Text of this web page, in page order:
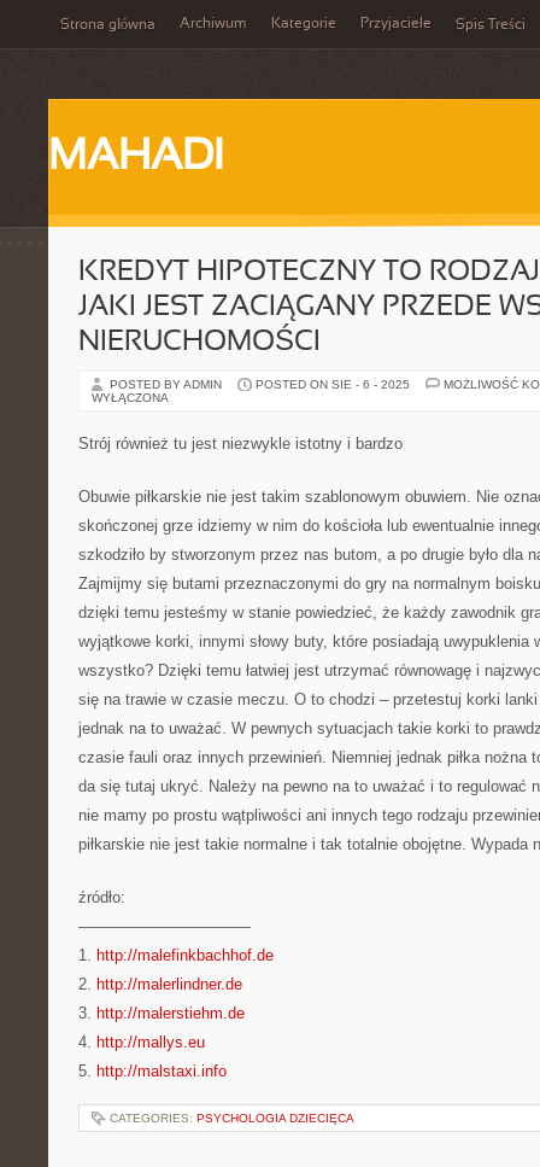
Strona główna Archiwum Kategorie Przyjaciele Spis Treści
MAHADI
KREDYT HIPOTECZNY TO
JAKI JEST ZACIĄGANY PRZEDE
NIERUCHOMOŚCI
POSTED BY ADMIN POSTED ON SIE - 6 - 2025
MOŻLIWOŚĆ
WYŁĄCZONA
Strój również tu jest niezwykle istotny i bardzo
Obuwie piłkarskie nie jest takim szablonowym obuwiem. Nie
skończonej grze idziemy w nim do kościoła lub ewentualnie
szkodziło by stworzonym przez nas butom, a po drugie było dla
Zajmijmy się butami przeznaczonymi do gry na normalnym
dzięki temu jesteśmy w stanie powiedzieć, że każdy zawodnik
wyjątkowe korki, innymi słowy buty, które posiadają uwypuklenia
wszystko? Dzięki temu łatwiej jest utrzymać równowagę i
się na trawie w czasie meczu. O to chodzi – przetestuj korki
jednak na to uważać. W pewnych sytuacjach takie korki to
czasie fauli oraz innych przewinień. Niemniej jednak piłka nożna
da się tutaj ukryć. Należy na pewno na to uważać i to regulować
nie mamy po prostu wątpliwości ani innych tego rodzaju
piłkarskie nie jest takie normalne i tak totalnie obojętne. Wypada
źródło:
———————————
1. http://malefinkbachhof.de
2. http://malerlindner.de
3. http://malerstiehm.de
4. http://mallys.eu
5. http://malstaxi.info
CATEGORIES: PSYCHOLOGIA DZIECIĘCA